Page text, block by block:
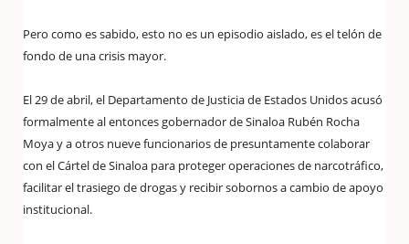
Pero como es sabido, esto no es un episodio aislado, es el telón de
fondo de una crisis mayor.
El 29 de abril, el Departamento de Justicia de Estados Unidos acusó
formalmente al entonces gobernador de Sinaloa Rubén Rocha
Moya y a otros nueve funcionarios de presuntamente colaborar
con el Cártel de Sinaloa para proteger operaciones de narcotráfico,
facilitar el trasiego de drogas y recibir sobornos a cambio de apoyo
institucional.